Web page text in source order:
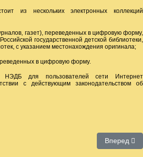
из нескольких электронных коллекций
газет), переведенных в цифровую форму,
государственной детской библиотеки,
с указанием местонахождения оригинала;
в цифровую форму.
для пользователей сети Интернет
с действующим законодательством об
библиотека имени Б.Н. Ельцина
Вперед